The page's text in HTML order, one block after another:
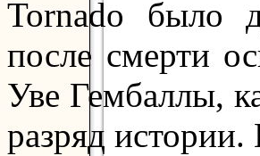
Tornado было
после смерти
Уве Гембаллы,
разряд